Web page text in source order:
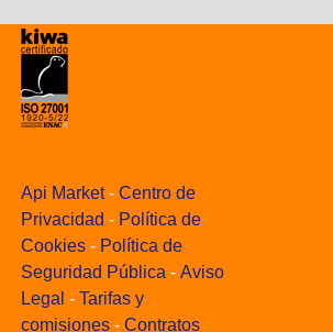
Api Market- Centro de
Privacidad - Política de
Cookies - Política de
Seguridad Pública - Aviso
Legal - Tarifas y
comisiones - Contratos